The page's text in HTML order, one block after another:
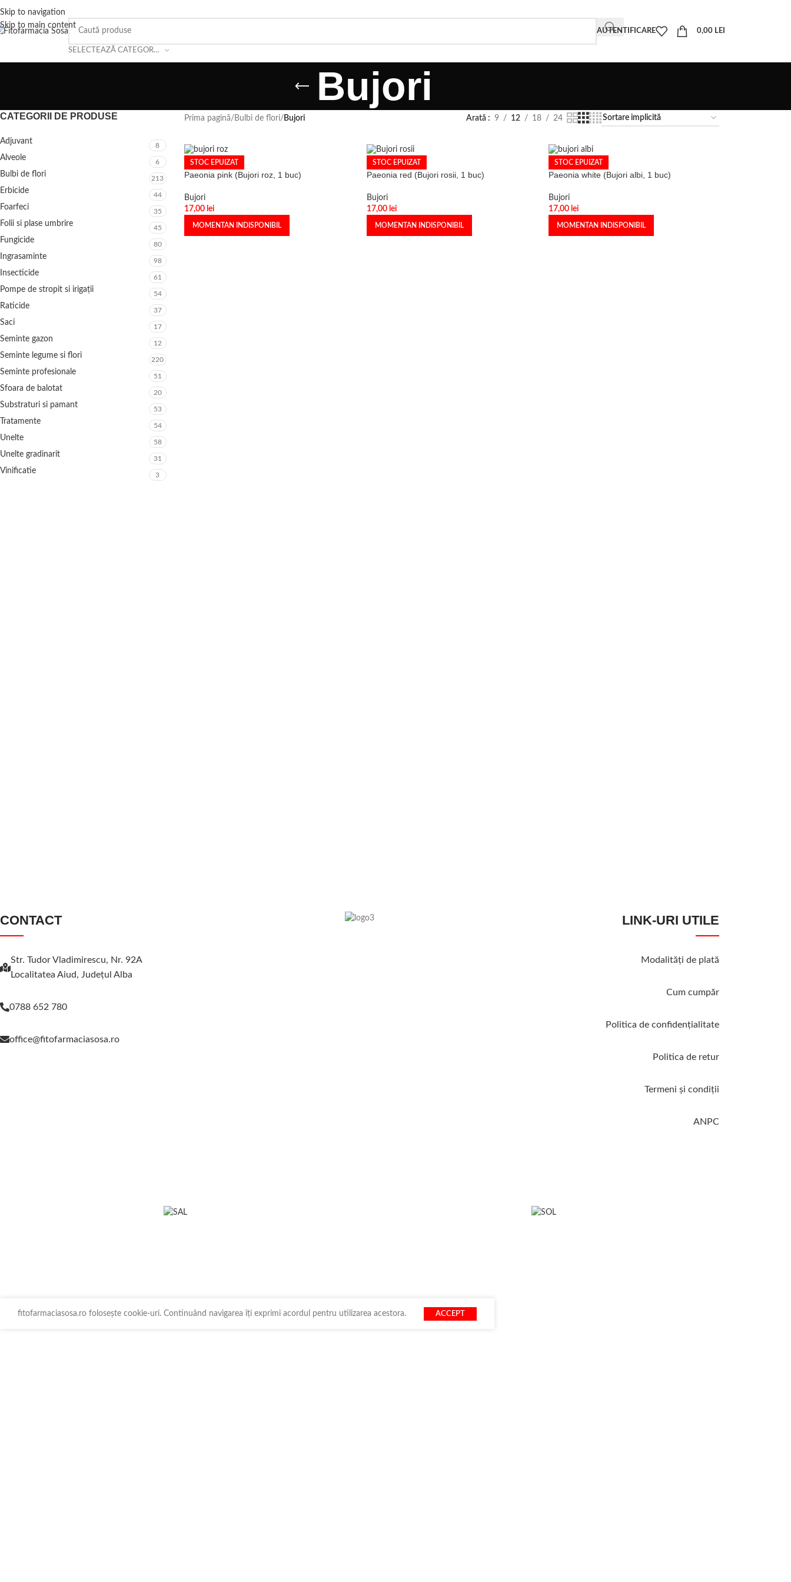
Skip to navigation
Skip to main content
SELECTEAZĂ CATEGORIA
AUTENTIFICARE 0,00 LEI
Bujori
CATEGORII DE PRODUSE
Adjuvant 8
Alveole 6
Bulbi de flori 213
Erbicide 44
Foarfeci 35
Folii si plase umbrire 45
Fungicide 80
Ingrasaminte 98
Insecticide 61
Pompe de stropit si irigații 54
Raticide 37
Saci 17
Seminte gazon 12
Seminte legume si flori 220
Seminte profesionale 51
Sfoara de balotat 20
Substraturi si pamant 53
Tratamente 54
Unelte 58
Unelte gradinarit 31
Vinificatie 3
Prima pagină/ Bulbi de flori/ Bujori Arată 9 12 18 24
STOC EPUIZAT
Paeonia pink (Bujori roz, 1 buc)
Bujori
17,00 lei
MOMENTAN INDISPONIBIL
STOC EPUIZAT
Paeonia red (Bujori rosii, 1 buc)
Bujori
17,00 lei
MOMENTAN INDISPONIBIL
STOC EPUIZAT
Paeonia white (Bujori albi, 1 buc)
Bujori
17,00 lei
MOMENTAN INDISPONIBIL
CONTACT
Str. Tudor Vladimirescu, Nr. 92A
Localitatea Aiud, Judeţul Alba
0788 652 780
office@fitofarmaciasosa.ro
LINK-URI UTILE
Modalităţi de plată
Cum cumpăr
Politica de confidenţialitate
Politica de retur
Termeni şi condiţii
ANPC
fitofarmaciasosa.ro folosește cookie-uri. Continuând navigarea îți exprimi acordul pentru utilizarea acestora. ACCEPT